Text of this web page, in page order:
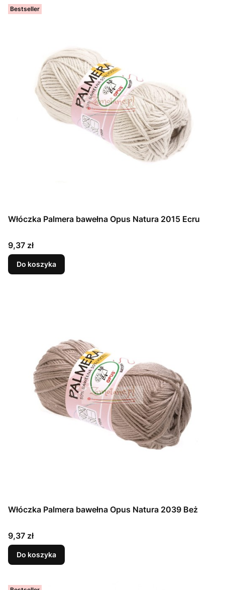
Bestseller
Włóczka Palmera bawełna Opus Natura 2015 Ecru
Cena
9,37 zł
Do koszyka
Włóczka Palmera bawełna Opus Natura 2039 Beż
Cena
9,37 zł
Do koszyka